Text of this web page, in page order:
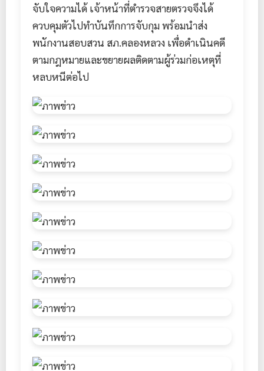
จับใจความได้ เจ้าหน้าที่ตำรวจสายตรวจจึงได้
ควบคุมตัวไปทำบันทึกการจับกุม พร้อมนำส่ง
พนักงานสอบสวน สภ.คลองหลวง เพื่อดำเนินคดี
ตามกฎหมายและขยายผลติดตามผู้ร่วมก่อเหตุที่
หลบหนีต่อไป